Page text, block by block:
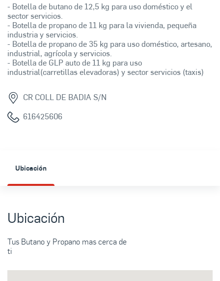
- Botella de butano de 12,5 kg para uso doméstico y el
sector servicios.
- Botella de propano de 11 kg para la vivienda, pequeña
industria y servicios.
- Botella de propano de 35 kg para uso doméstico, artesano,
industrial, agrícola y servicios.
- Botella de GLP auto de 11 kg para uso
industrial(carretillas elevadoras) y sector servicios (taxis)
CR COLL DE BADIA S/N
616425606
Ubicación
Ubicación
Tus Butano y Propano mas cerca de
ti